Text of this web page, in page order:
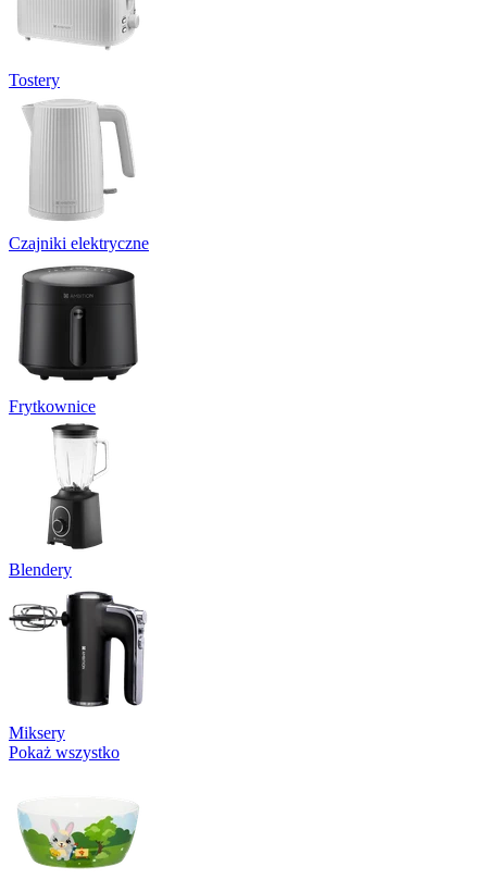
Tostery
Czajniki elektryczne
Frytkownice
Blendery
Miksery
Pokaż wszystko